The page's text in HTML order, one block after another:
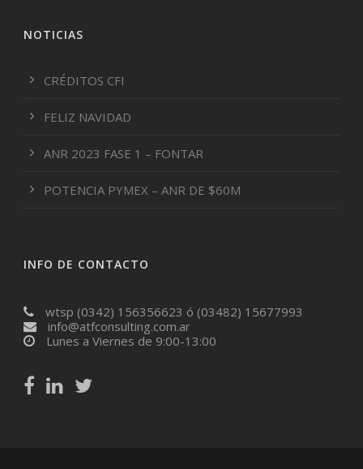
NOTICIAS
CRÉDITOS CFI
FELIZ NAVIDAD
ANR 2023 FASE 1 – FONTAR
POTENCIA PYMEX – ANR DE $60M
INFO DE CONTACTO
wtsp (0342) 156356623 ó (03482) 15677993
info@atfconsulting.com.ar
Lunes a Viernes de 9:00-13:00